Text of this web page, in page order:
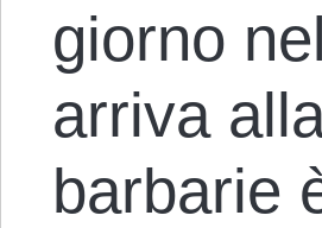
giorno
arriva
barbarie